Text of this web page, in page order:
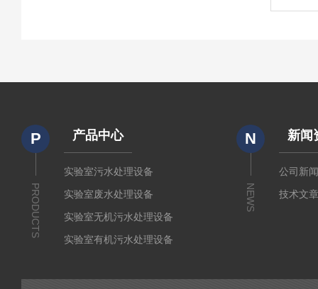
P
PRODUCTS
产品中心
实验室污水处理设备
实验室废水处理设备
实验室无机污水处理设备
实验室有机污水处理设备
N
NEWS
新闻
公司新
技术文